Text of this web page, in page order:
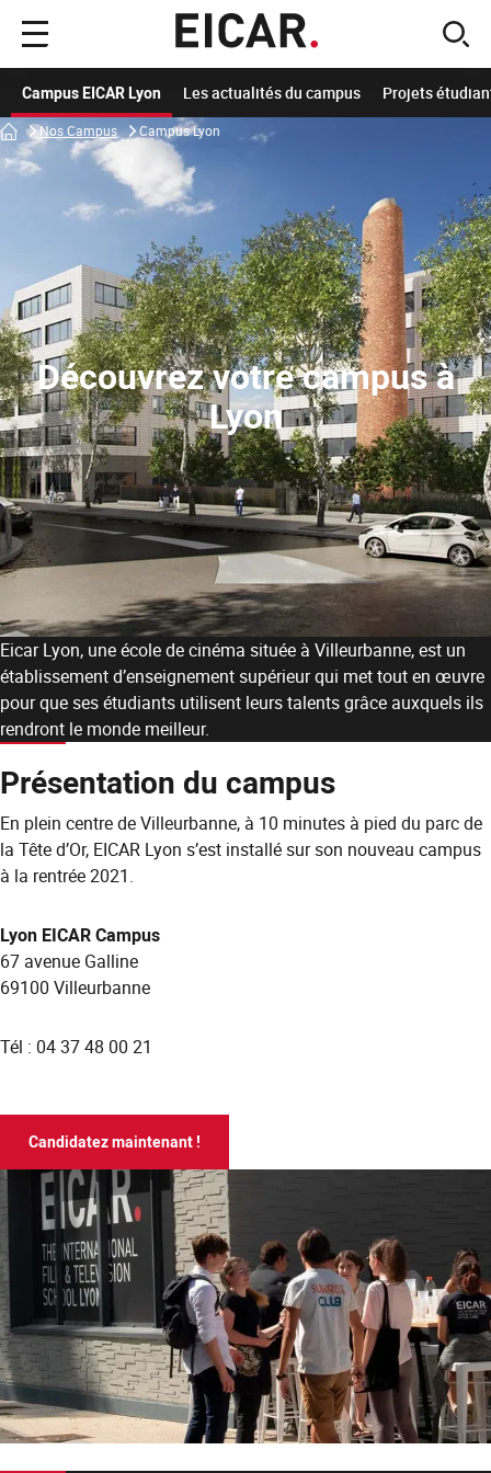
Menu
principal
AccueilNos Campus Campus Lyon
Découvrez votre campus à
Lyon
Campus EICAR Lyon Les actualités du campus Projets
Eicar Lyon, une école de cinéma située à Villeurbanne, est un
établissement d’enseignement supérieur qui met tout en œuvre
pour que ses étudiants utilisent leurs talents grâce auxquels ils
rendront le monde meilleur.
Présentation du campus
En plein centre de Villeurbanne, à 10 minutes à pied du parc de
la Tête d’Or, EICAR Lyon s’est installé sur son nouveau campus
à la rentrée 2021.
Lyon EICAR Campus
67 avenue Galline
69100 Villeurbanne
Tél : 04 37 48 00 21
Candidatez maintenant !